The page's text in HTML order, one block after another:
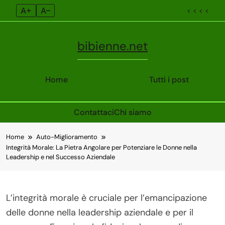
A+ A– < < < <
Home
bibienne.net
Tutti i post
ContattaciChi siamo
to
content
Home
Auto-Miglioramento
Integrità Morale: La Pietra Angolare per Potenziare le Donne nella
Leadership e nel Successo Aziendale
L’integrità morale è cruciale per l’emancipazione
delle donne nella leadership aziendale e per il